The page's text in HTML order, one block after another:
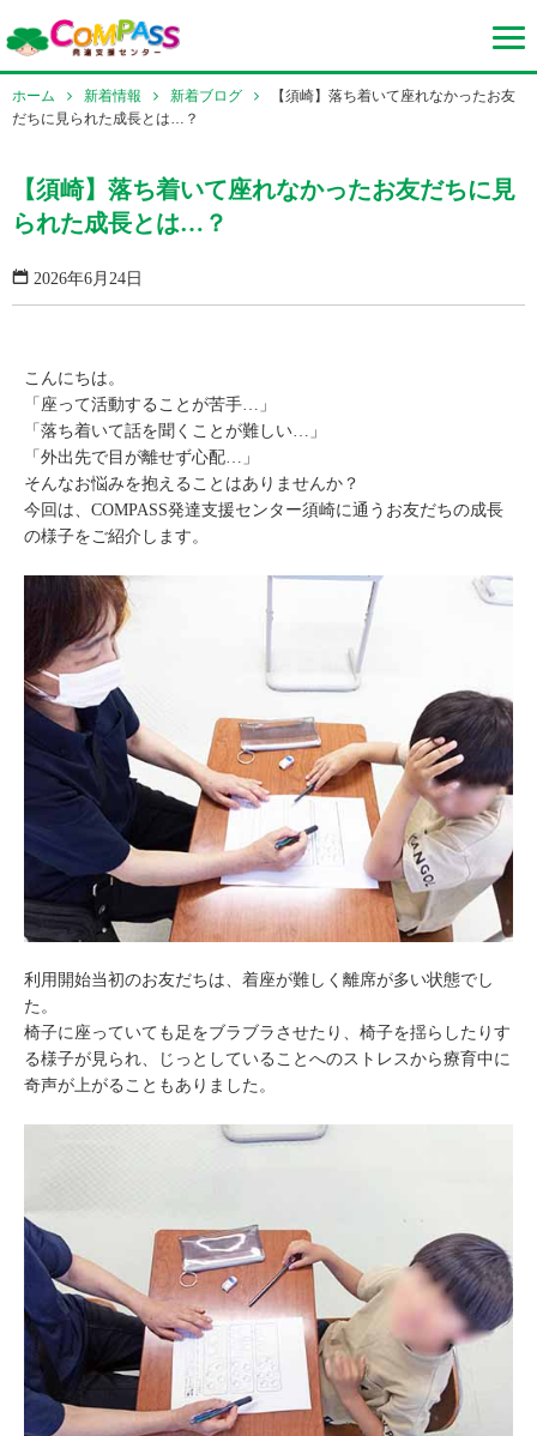
ホーム 新着情報 新着ブログ
【須崎】落ち着いて座れなかったお友
だちに見られた成長とは…？
【須崎】落ち着いて座れなかったお友だちに見
られた成長とは…？
2026年6月24日
こんにちは。
「座って活動することが苦手…」
「落ち着いて話を聞くことが難しい…」
「外出先で目が離せず心配…」
そんなお悩みを抱えることはありませんか？
今回は、COMPASS発達支援センター須崎に通うお友だちの成長
の様子をご紹介します。
利用開始当初のお友だちは、着座が難しく離席が多い状態でし
た。
椅子に座っていても足をブラブラさせたり、椅子を揺らしたりす
る様子が見られ、じっとしていることへのストレスから療育中に
奇声が上がることもありました。